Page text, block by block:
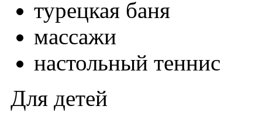
турецкая баня
массажи
настольный теннис
Для детей